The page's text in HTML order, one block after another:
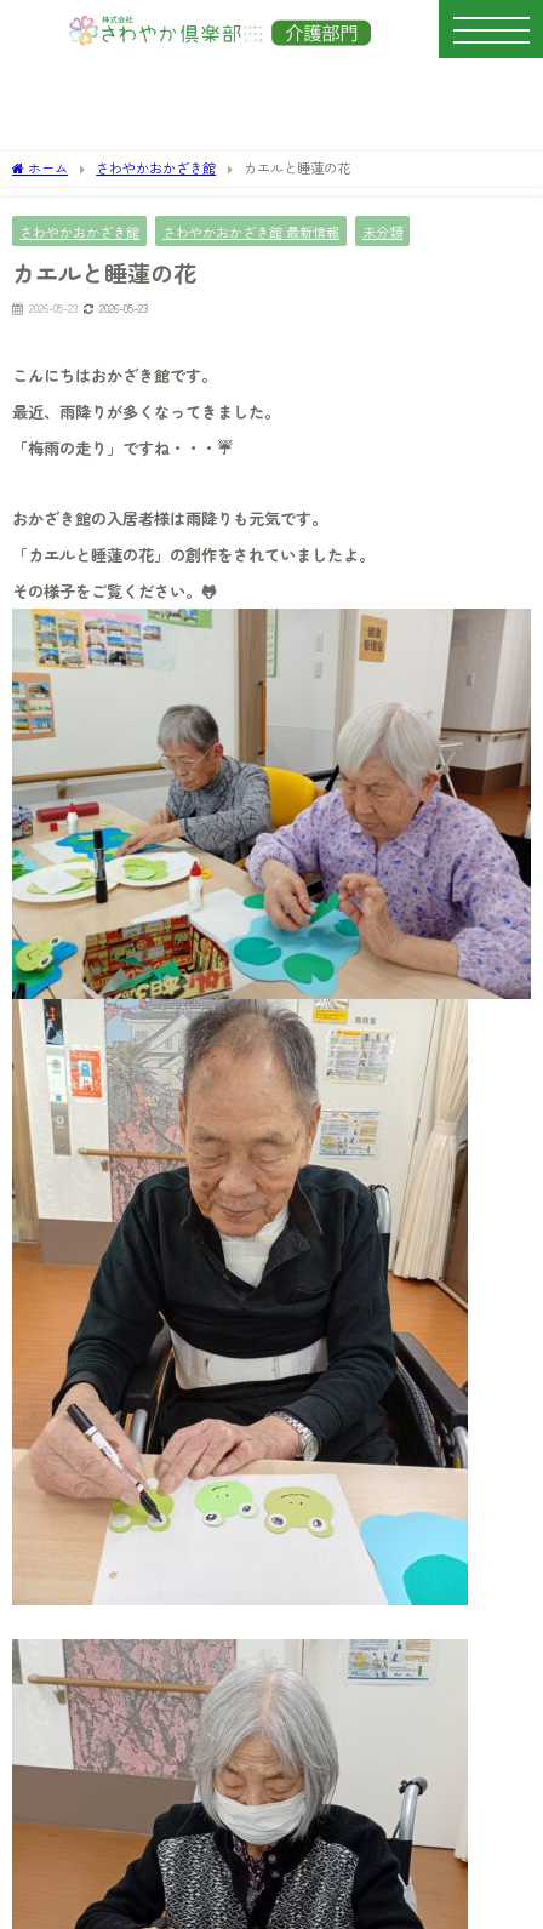
ホーム さわやかおかざき館 カエルと睡蓮の花
さわやかおかざき館 さわやかおかざき館 最新情報 未分類
カエルと睡蓮の花
2026-05-23 2026-05-23
こんにちはおかざき館です。
最近、雨降りが多くなってきました。
「梅雨の走り」ですね・・・☔
おかざき館の入居者様は雨降りも元気です。
「カエルと睡蓮の花」の創作をされていましたよ。
その様子をご覧ください。🐸